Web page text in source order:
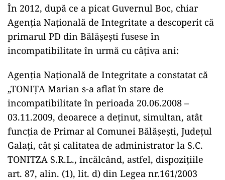
În 2012, după ce a picat Guvernul Boc, chiar
Agenția Națională de Integritate a descoperit că
primarul PD din Bălășești fusese în
incompatibilitate în urmă cu câțiva ani:
Agenția Națională de Integritate a constatat că
„TONIȚA Marian s-a aflat în stare de
incompatibilitate în perioada 20.06.2008 –
03.11.2009, deoarece a deținut, simultan, atât
funcția de Primar al Comunei Bălășești, Județul
Galați, cât şi calitatea de administrator la S.C.
TONITZA S.R.L., încălcând, astfel, dispoziţiile
art. 87, alin. (1), lit. d) din Legea nr.161/2003